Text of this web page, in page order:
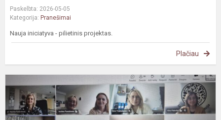
Paskelbta: 2026-05-05
Kategorija: Pranešimai
Nauja iniciatyva - pilietinis projektas.
Plačiau